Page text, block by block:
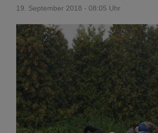
19. September 2018 - 08:05 Uhr